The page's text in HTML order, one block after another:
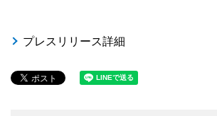
プレスリリース詳細